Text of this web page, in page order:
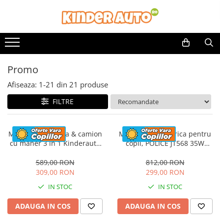
Promo
Afiseaza: 1-21 din 21 produse
FILTRE
Masinuta electrica & camion
cu maner 3 in 1 Kinderauto
tapitat, music player
589,00 RON
309,00 RON
IN STOC
ADAUGA IN COS
Motocicleta electrica pentru
copii, POLICE JT568 35W
812,00 RON
299,00 RON
IN STOC
ADAUGA IN COS